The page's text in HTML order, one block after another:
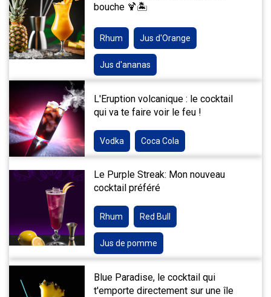
bouche 🍹🏝️
Rhum Jus d'Orange
Jus d'ananas
L'Eruption volcanique : le cocktail
qui va te faire voir le feu !
Vodka Coca Cola
Le Purple Streak: Mon nouveau
cocktail préféré
Rhum Red Bull
Jus de pomme
Blue Paradise, le cocktail qui
t'emporte directement sur une île